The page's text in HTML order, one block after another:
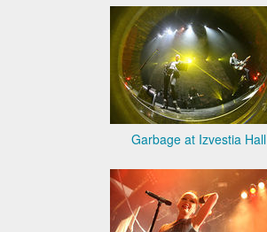
Garbage at Izvestia Hall